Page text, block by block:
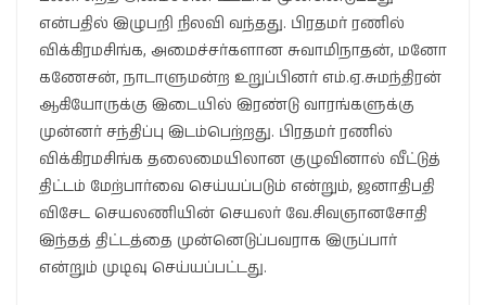
என்பதில் இழுபறி நிலவி வந்தது. பிரதமர் ரணில்
விக்கிரமசிங்க, அமைச்சர்களான சுவாமிநாதன், மனோ
கணேசன், நாடாளுமன்ற உறுப்பினர் எம்.ஏ.சுமந்திரன்
ஆகியோருக்கு இடையில் இரண்டு வாரங்களுக்கு
முன்னர் சந்திப்பு இடம்பெற்றது. பிரதமர் ரணில்
விக்கிரமசிங்க தலைமையிலான குழுவினால் வீட்டுத்
திட்டம் மேற்பார்வை செய்யப்படும் என்றும், ஜனாதிபதி
விசேட செயலணியின் செயலர் வே.சிவஞானசோதி
இந்தத் திட்டத்தை முன்னெடுப்பவராக இருப்பார்
என்றும் முடிவு செய்யப்பட்டது.